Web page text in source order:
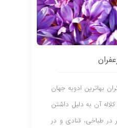
بهاترین ادویه جهان
آن به دلیل داشتن
در طباخی، قنادی و در